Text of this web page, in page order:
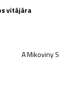
vitájára
A Mikoviny